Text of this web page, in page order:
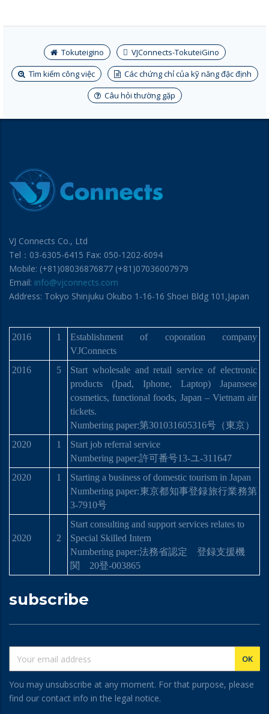
Tokuteigino
VJConnects-TokuteiGino
Tìm kiếm công việc
Các chứng chỉ của kỹ năng đặc định
Câu hỏi thường gặp
VJ Connects Co., Ltd
Tel：03-6305-6415 Fax: 050-1202-6094
Mobile: (+81)08036876877 (+81)07036007979
Email: info@vjconnects.com
Address: Tokyo Shinjuku Okubo 1-16-16 Shoei Bldg 101,Japan
2016 1
Establishment of coporation company
VJConnects
2016
5
Start wholesale and retail service of electronic
products (Ipad, Iphone, Laptop) Japansese
cosmetics, functional foods, Japan – Vietnam air
tickets.
Numbering paper:第301031605316号 （東京）
2020
1
Start job referral service
Numbering paper:許可番号13-ユ-311647
2020
1
Starting a business of domestic tourism in Japan
Numbering paper:東京都知事登録旅行業務第
3-7910号
2020 2
Start consulting and support services relates to
Special Skilled Intern
Numbering paper:法務省認定 登録支援機
関
20登-003865
subscribe
You may unsubscribe at any moment. For that purpose, please
find our contact info in the legal notice.